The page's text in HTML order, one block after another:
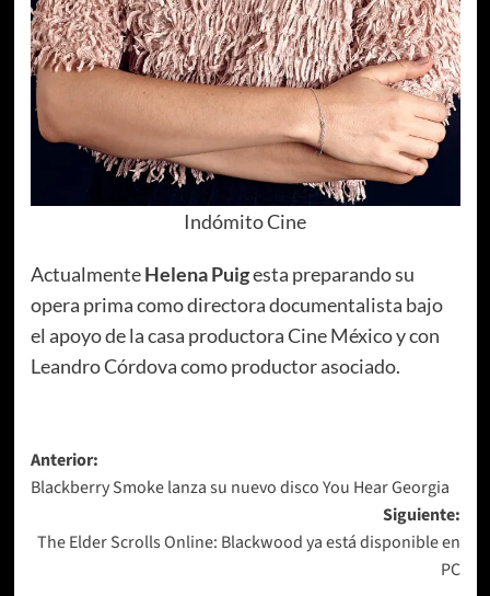
Indómito Cine
ActualmenteHelena Puigesta preparando su
opera prima como directora documentalista bajo
el apoyo de la casa productora Cine México y con
Leandro Córdova como productor asociado.
Navegación
de
entradas
Anterior:
Blackberry Smoke lanza su nuevo disco You Hear Georgia
Siguiente:
The Elder Scrolls Online: Blackwood ya está disponible en
PC